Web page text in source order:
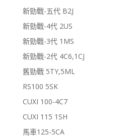
新勁戰-五代 B2J
新勁戰-4代 2US
新勁戰-3代 1MS
新勁戰-2代 4C6,1CJ
舊勁戰 5TY,5ML
RS100 5SK
CUXI 100-4C7
CUXI 115 1SH
馬車125-5CA